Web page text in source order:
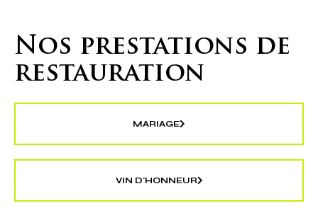
Nos prestations de
restauration
MARIAGE
VIN D'HONNEUR